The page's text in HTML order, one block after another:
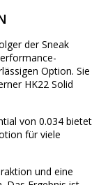
der Sneak
Option. Sie
HK22 Solid
von 0.034 bietet
für viele
und eine